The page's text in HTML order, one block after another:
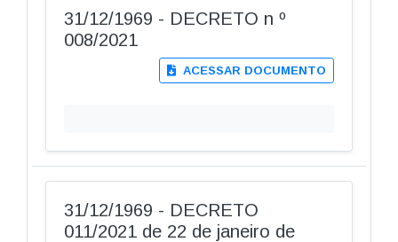
31/12/1969 - DECRETO n º
008/2021
ACESSAR DOCUMENTO
31/12/1969 - DECRETO
011/2021 de 22 de janeiro de